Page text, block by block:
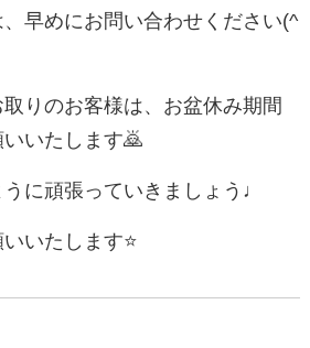
早めにお問い合わせください(^
りのお客様は、お盆休み期間
いたします🙇
に頑張っていきましょう♩
いたします⭐